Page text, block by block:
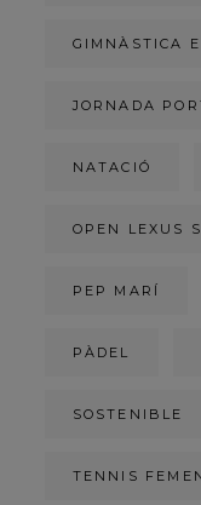
GIMNÀSTICA
JORNADA
NATACIÓ
OPEN LEXUS
PEP MARÍ
PÀDEL
SOSTENIBLE
TENNIS